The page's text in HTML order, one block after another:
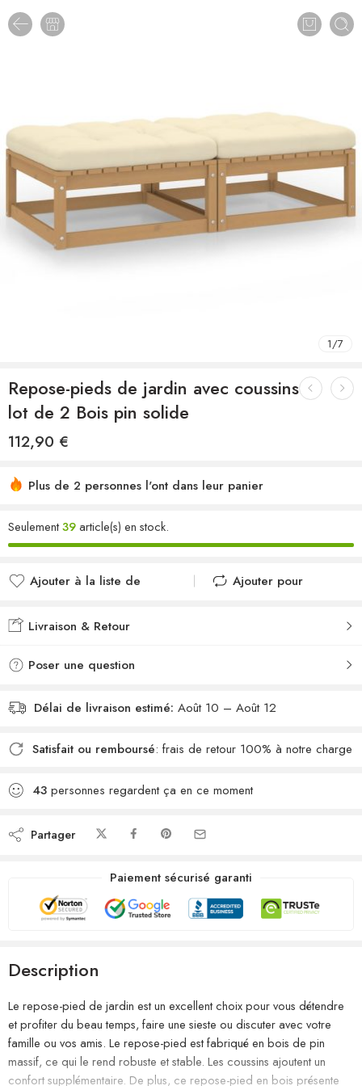
1/7
Repose-pieds de jardin avec coussins
lot de 2 Bois pin solide
112,90 €
Plus de 2 personnes l'ont dans leur panier
Seulement39article(s) en stock.
Ajouter à la liste de
Ajouté à la liste de
Ajouter pour
Livraison & Retour
Poser une question
Délai de livraison estimé: Août 10 – Août 12
Satisfait ou remboursé: frais de retour 100% à notre charge
43 personnes regardent ça en ce moment
Partager
Paiement sécurisé garanti
Description
Le repose-pied de jardin est un excellent choix pour vous détendre
et profiter du beau temps, faire une sieste ou discuter avec votre
famille ou vos amis. Le repose-pied est fabriqué en bois de pin
massif, ce qui le rend robuste et stable. Les coussins ajoutent un
confort supplémentaire. De plus, ce repose-pied en bois présente